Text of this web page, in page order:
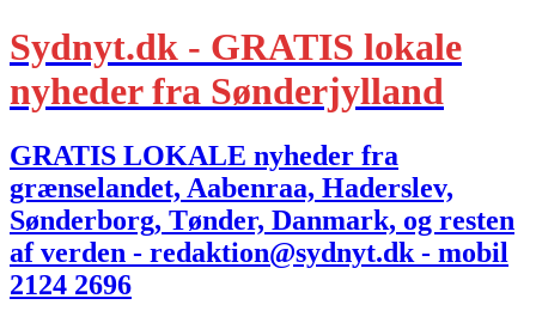
Sydnyt.dk - GRATIS lokale
nyheder fra Sønderjylland
GRATIS LOKALE nyheder fra
grænselandet, Aabenraa, Haderslev,
Sønderborg, Tønder, Danmark, og resten
af verden - redaktion@sydnyt.dk - mobil
2124 2696